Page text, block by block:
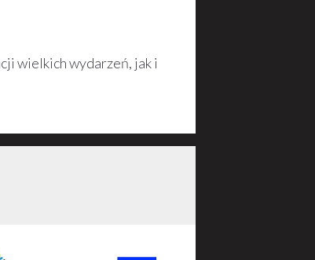
wielkich wydarzeń, jak i